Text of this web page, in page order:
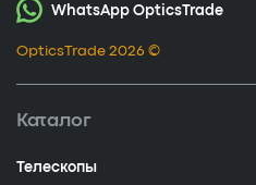
WhatsApp OpticsTrade
OpticsTrade 2026 ©
Каталог
Телескопы